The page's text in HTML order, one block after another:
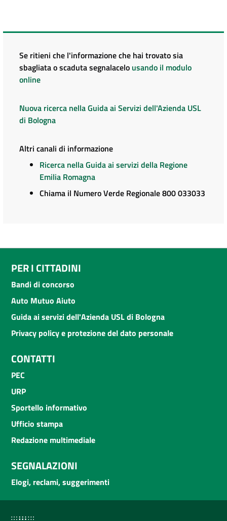
Se ritieni che l'informazione che hai trovato sia
sbagliata o scaduta segnalacelo usando il modulo
online
Nuova ricerca nella Guida ai Servizi dell'Azienda USL
di Bologna
Altri canali di informazione
Ricerca nella Guida ai servizi della Regione
Emilia Romagna
Chiama il Numero Verde Regionale 800 033033
PER I CITTADINI
Bandi di concorso
Auto Mutuo Aiuto
Guida ai servizi dell'Azienda USL di Bologna
Privacy policy e protezione del dato personale
CONTATTI
PEC
URP
Sportello informativo
Ufficio stampa
Redazione multimediale
SEGNALAZIONI
Elogi, reclami, suggerimenti